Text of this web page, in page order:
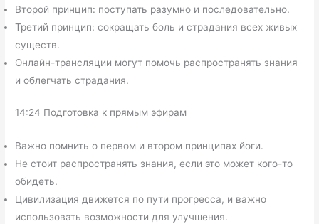
Второй принцип: поступать разумно и последовательно.
Третий принцип: сокращать боль и страдания всех живых
существ.
Онлайн-трансляции могут помочь распространять знания
и облегчать страдания.
14:24 Подготовка к прямым эфирам
Важно помнить о первом и втором принципах йоги.
Не стоит распространять знания, если это может кого-то
обидеть.
Цивилизация движется по пути прогресса, и важно
использовать возможности для улучшения.